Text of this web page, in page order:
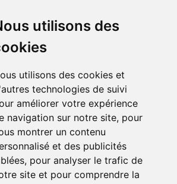
utilisons des
utilisons des cookies et
technologies de suivi
améliorer votre expérience
navigation sur notre site, pour
montrer un contenu
et des publicités
pour analyser le trafic de
site et pour comprendre la
Compte professionnel
Envoi d’ordonnance
Suivez-nous
Livraison
Retrait à la pharmacie
Livraison chez vous
Livraison dans un Point Relais